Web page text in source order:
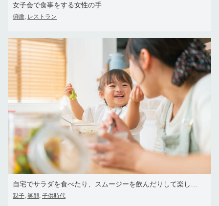
女子会で食事をする女性の手
俯瞰, レストラン
自宅でサラダを食べたり、スムージーを飲んだりして楽しむ母と彼女の小さな娘
親子, 笑顔, 子供時代